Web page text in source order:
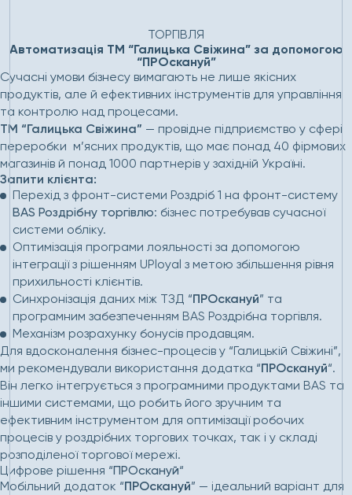
Автоматизація ТМ “Галицька Свіжина” за допомогою
“ПРОскануй”
ТОРГІВЛЯ
Сучасні умови бізнесу вимагають не лише якісних
продуктів, але й ефективних інструментів для управління
та контролю над процесами.
ТМ “Галицька Свіжина” — провідне підприємство у сфері
переробки м’ясних продуктів, що має понад 40 фірмових
магазинів й понад 1000 партнерів у західній Україні.
Запити клієнта:
Перехід з фронт-системи Роздріб 1 на фронт-систему
BAS Роздрібну торгівлю: бізнес потребував сучасної
системи обліку.
Оптимізація програми лояльності за допомогою
інтеграції з рішенням UPloyal з метою збільшення рівня
прихильності клієнтів.
Синхронізація даних між ТЗД “ПРОскануй” та
програмним забезпеченням BAS Роздрібна торгівля.
Механізм розрахунку бонусів продавцям.
Для вдосконалення бізнес-процесів у “Галицькій Свіжині”,
ми рекомендували використання додатка “ПРОскануй“.
Він легко інтегрується з програмними продуктами BAS та
іншими системами, що робить його зручним та
ефективним інструментом для оптимізації робочих
процесів у роздрібних торгових точках, так і у складі
розподіленої торгової мережі.
Цифрове рішення “ПРОскануй“
Мобільний додаток “ПРОскануй” — ідеальний варіант для